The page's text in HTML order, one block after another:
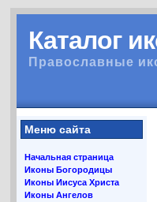
Каталог
Православные
Меню сайта
Начальная страница
Иконы Богородицы
Иконы Иисуса Христа
Иконы Ангелов